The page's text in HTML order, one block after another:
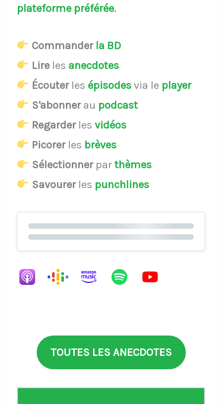
plateforme préférée.
Commander la BD
Lireles anecdotes
Écouterles épisodesvia le player
S'abonnerau podcast
Regarderles vidéos
Picorerles brèves
Sélectionnerparthèmes
Savourerles punchlines
TOUTES LES ANECDOTES